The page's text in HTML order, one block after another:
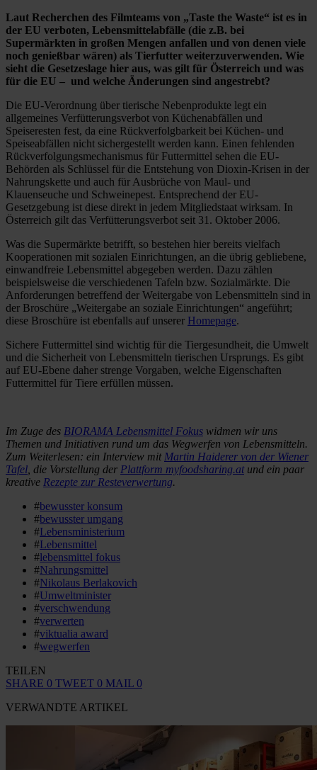
Laut Recherchen des Filmteams von „Taste the Waste“ ist es in
der EU verboten, Lebensmittelabfälle (die z.B. bei
Supermärkten in großen Mengen anfallen und von denen viele
noch genießbar wären) als Tierfutter weiterzuverwenden. Wie
sieht die Gesetzeslage hier aus, was gilt für Österreich und was
für die EU – und welche Änderungen sind angestrebt?
Die EU-Verordnung über tierische Nebenprodukte legt ein
allgemeines Verfütterungsverbot von Küchenabfällen und
Speiseresten fest, da eine Rückverfolgbarkeit bei Küchen- und
Speiseabfällen nicht sichergestellt werden kann. Einen fehlenden
Rückverfolgungsmechanismus für Futtermittel sehen die EU-
Behörden als Schlüssel für die Entstehung von Dioxin-Krisen in der
Nahrungskette und auch für Ausbrüche von Maul- und
Klauenseuche und Schweinepest. Entsprechend der EU-
Gesetzgebung ist diese direkt in jedem Mitgliedstaat wirksam. In
Österreich gilt das Verfütterungsverbot seit 31. Oktober 2006.
Was die Supermärkte betrifft, so bestehen hier bereits vielfach
Kooperationen mit sozialen Einrichtungen, an die übrig gebliebene,
einwandfreie Lebensmittel abgegeben werden. Dazu zählen
beispielsweise die verschiedenen Tafeln bzw. Sozialmärkte. Die
Anforderungen betreffend der Weitergabe von Lebensmitteln sind in
der Broschüre „Weitergabe an soziale Einrichtungen“ angeführt;
diese Broschüre ist ebenfalls auf unserer Homepage.
Sichere Futtermittel sind wichtig für die Tiergesundheit, die Umwelt
und die Sicherheit von Lebensmitteln tierischen Ursprungs. Es gibt
auf EU-Ebene daher strenge Vorgaben, welche Eigenschaften
Futtermittel für Tiere erfüllen müssen.
Im Zuge des BIORAMA Lebensmittel Fokus widmen wir uns
Themen und Initiativen rund um das Wegwerfen von Lebensmitteln.
Zum Weiterlesen: ein Interview mit Martin Haiderer von der Wiener
Tafel , die Vorstellung der Plattform myfoodsharing.atund ein paar
kreative Rezepte zur Resteverwertung.
#bewusster konsum
#bewusster umgang
#Lebensministerium
#Lebensmittel
#lebensmittel fokus
#Nahrungsmittel
#Nikolaus Berlakovich
#Umweltminister
#verschwendung
#verwerten
#viktualia award
#wegwerfen
TEILEN
SHARE 0 TWEET 0 MAIL 0
VERWANDTE ARTIKEL